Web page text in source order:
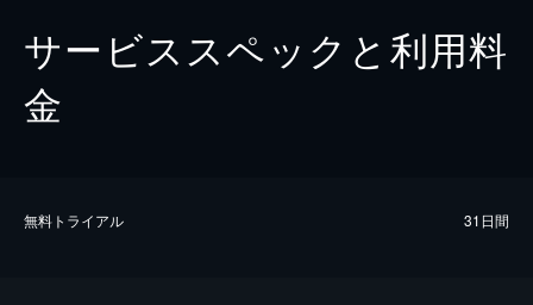
サービススペックと利用料
金
無料トライアル 31日間